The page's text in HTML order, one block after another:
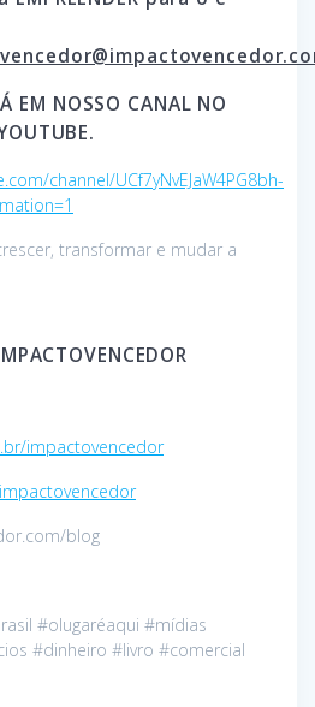
EM NOSSO CANAL NO
channel/UCf7yNvEJaW4PG8bh-
transformar e mudar a
impactovencedor
blog
#olugaréaqui #mídias
#dinheiro #livro #comercial